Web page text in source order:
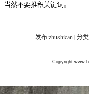
然不要推积关键词。
发布:zhushican | 分
Copyright